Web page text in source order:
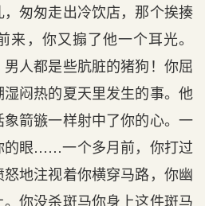
匆匆走出冷饮店，那个挨揍
来，你又搧了他一个耳光。
男人都是些肮脏的猪狗！你屈
闷热的夏天里发生的事。他
箭镞一样射中了你的心。一
的眼……一个多月前，你打过
地注视着你横穿马路，你幽
你没杀斑马你身上这件斑马